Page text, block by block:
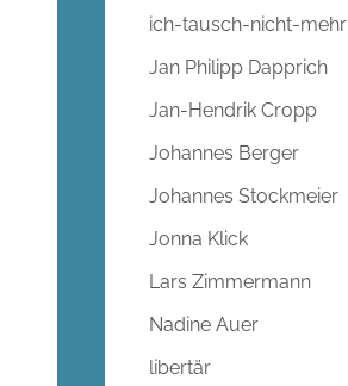
ich-tausch-nicht-mehr
Jan Philipp Dapprich
Jan-Hendrik Cropp
Johannes Berger
Johannes Stockmeier
Jonna Klick
Lars Zimmermann
Nadine Auer
libertär